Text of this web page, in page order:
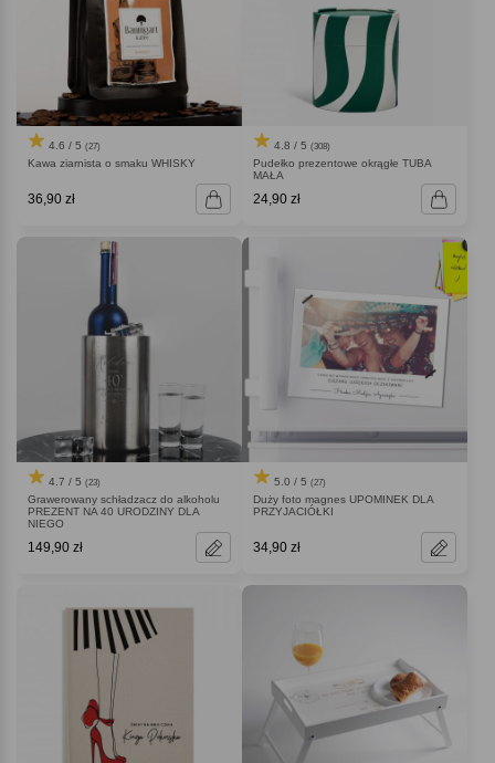
4.6 / 5 (27)
Kawa ziarnista o smaku WHISKY
36,90 zł
4.8 / 5 (308)
Pudełko prezentowe okrągłe TUBA
MAŁA
24,90 zł
4.7 / 5 (23)
Grawerowany schładzacz do alkoholu
PREZENT NA 40 URODZINY DLA
NIEGO
149,90 zł
5.0 / 5 (27)
Duży foto magnes UPOMINEK DLA
PRZYJACIÓŁKI
34,90 zł